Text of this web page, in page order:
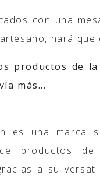
con una
hará que
productos de
más...
es una marca
productos de
a su